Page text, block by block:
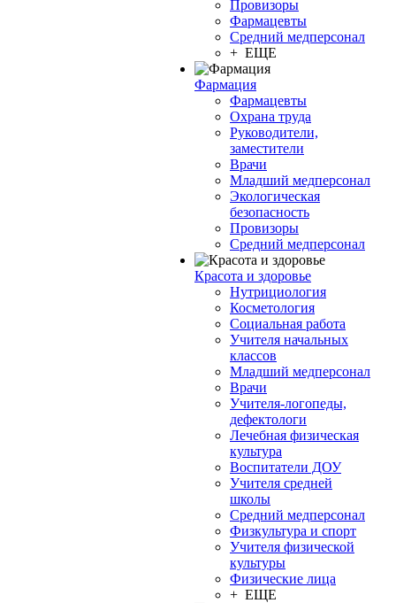
Провизоры
Фармацевты
Средний медперсонал
+ ЕЩЕ
Фармация
Фармацевты
Охрана труда
Руководители,
заместители
Врачи
Младший медперсонал
Экологическая
безопасность
Провизоры
Средний медперсонал
Красота и здоровье
Нутрициология
Косметология
Социальная работа
Учителя начальных
классов
Младший медперсонал
Врачи
Учителя-логопеды,
дефектологи
Лечебная физическая
культура
Воспитатели ДОУ
Учителя средней
школы
Средний медперсонал
Физкультура и спорт
Учителя физической
культуры
Физические лица
+ ЕЩЕ